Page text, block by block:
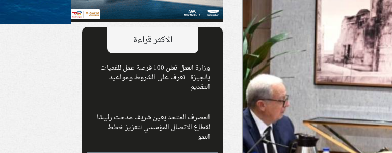
الاكثر قراءة
وزارة العمل تعلن 100 فرصة عمل للفتيات
بالجيزة.. تعرف على الشروط ومواعيد
التقديم
المصرف المتحد يعين شريف مدحت رئيسًا
لقطاع الاتصال المؤسسي لتعزيز خطط
النمو